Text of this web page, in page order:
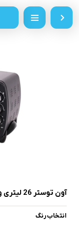
آون توستر 26 لیتری ویداس VIR-4326
انتخاب رنگ